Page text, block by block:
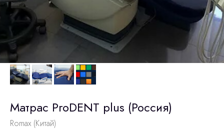
Матрас ProDENT plus (Россия)
Romax (Китай)